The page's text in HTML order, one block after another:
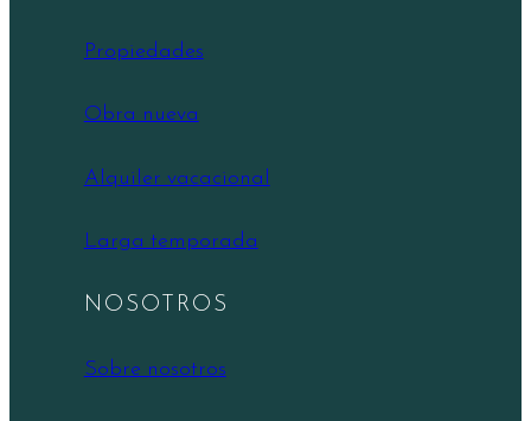
Propiedades
Obra nueva
Alquiler vacacional
Larga temporada
NOSOTROS
Sobre nosotros